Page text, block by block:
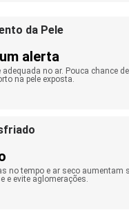
da Pele
alerta
adequada no ar. Pouca chance
na pele exposta.
no tempo e ar seco aumentam
e evite aglomerações.